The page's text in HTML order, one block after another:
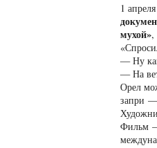
1
мухой»,
— Ну
— На
Орел
запри —
Фильм —